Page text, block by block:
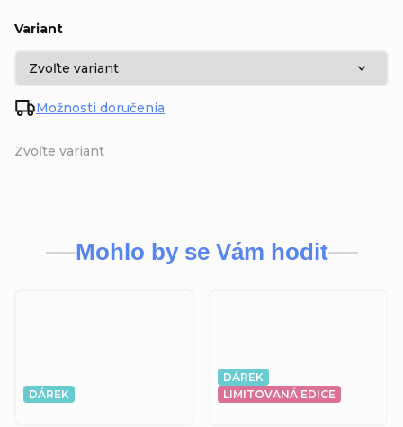
Zvoľte variant
Variant
Možnosti doručenia
Mohlo by se Vám hodit
DÁREK
DÁREK
LIMITOVANÁ EDICE